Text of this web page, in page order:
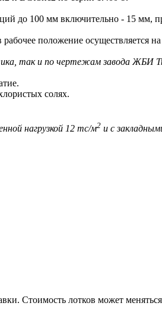
до 100 мм включительно - 15 мм,
положение осуществляется на
так и по чертежам завода ЖБИ
солях.
нагрузкой 12 тс/м2 и с
Стоимость лотков может